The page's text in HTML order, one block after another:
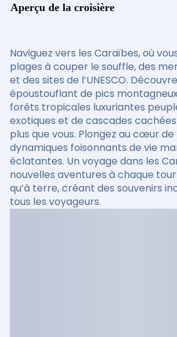
Aperçu de la croisière
Naviguez vers les Caraïbes, où
plages à couper le souffle, des
et des sites de l’UNESCO.
époustouflant de pics
forêts tropicales luxuriantes
exotiques et de cascades
plus que vous. Plongez au cœur
dynamiques foisonnants de vie
éclatantes. Un voyage dans les
nouvelles aventures à chaque
qu’à terre, créant des souvenirs
tous les voyageurs.